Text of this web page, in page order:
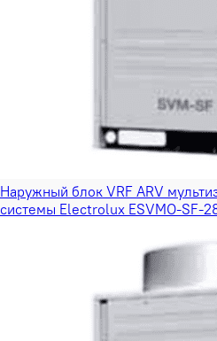
Наружный блок VRF ARV
системы Electrolux ESVMO-SF-